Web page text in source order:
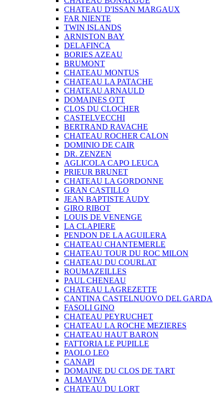
CHATEAU D'ISSAN MARGAUX
FAR NIENTE
TWIN ISLANDS
ARNISTON BAY
DELAFINCA
BORIES AZEAU
BRUMONT
CHATEAU MONTUS
CHATEAU LA PATACHE
CHATEAU ARNAULD
DOMAINES OTT
CLOS DU CLOCHER
CASTELVECCHI
BERTRAND RAVACHE
CHATEAU ROCHER CALON
DOMINIO DE CAIR
DR. ZENZEN
AGLICOLA CAPO LEUCA
PRIEUR BRUNET
CHATEAU LA GORDONNE
GRAN CASTILLO
JEAN BAPTISTE AUDY
GIRO RIBOT
LOUIS DE VENENGE
LA CLAPIERE
PENDON DE LA AGUILERA
CHATEAU CHANTEMERLE
CHATEAU TOUR DU ROC MILON
CHATEAU DU COURLAT
ROUMAZEILLES
PAUL CHENEAU
CHATEAU LAGREZETTE
CANTINA CASTELNUOVO DEL GARDA
FASOLI GINO
CHATEAU PEYRUCHET
CHATEAU LA ROCHE MEZIERES
CHATEAU HAUT BARON
FATTORIA LE PUPILLE
PAOLO LEO
CANAPI
DOMAINE DU CLOS DE TART
ALMAVIVA
CHATEAU DU LORT